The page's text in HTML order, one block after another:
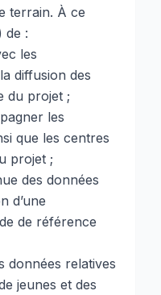
terrain. À ce
de :
les
diffusion des
du projet ;
les
que les centres
projet ;
des données
d’une
de référence
données relatives
jeunes et des